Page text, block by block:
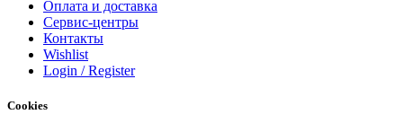
Оплата и доставка
Сервис-центры
Контакты
Wishlist
Login / Register
Cookies